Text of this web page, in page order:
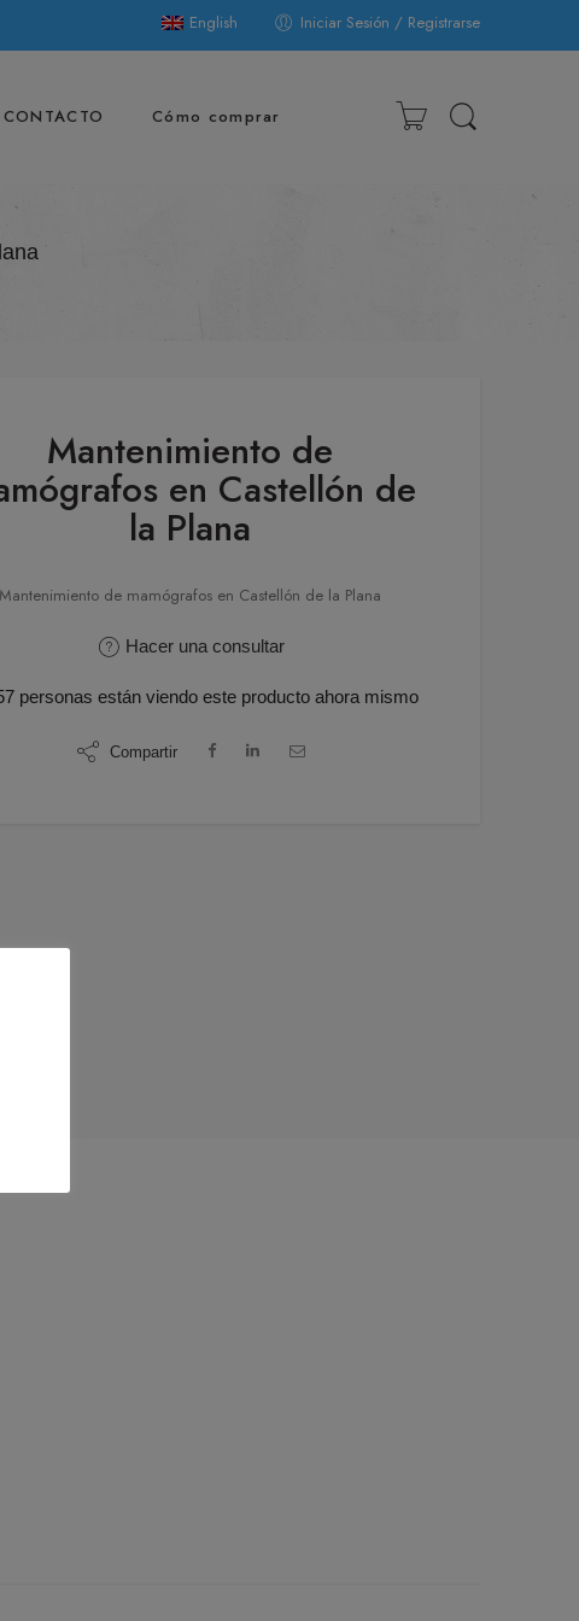
English Iniciar Sesión / Registrarse
CONTACTO Cómo comprar
Mantenimiento de
en Castellón de
la Plana
Mantenimiento de mamógrafos en Castellón de la Plana
Hacer una consultar
personas están viendo este producto ahora mismo
Compartir